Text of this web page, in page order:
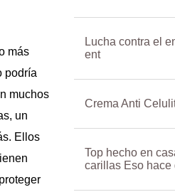
más
podría
muchos
un
Ellos
Lucha contra el
ent
Crema Anti
Top hecho en
carillas Eso hace